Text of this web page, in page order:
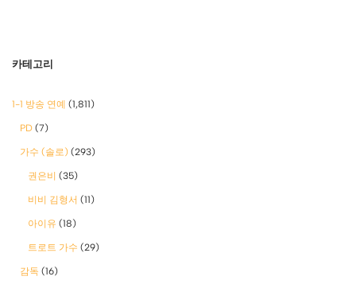
카테고리
1-1 방송 연예 (1,811)
PD (7)
가수 (솔로) (293)
권은비 (35)
비비 김형서 (11)
아이유 (18)
트로트 가수 (29)
감독 (16)